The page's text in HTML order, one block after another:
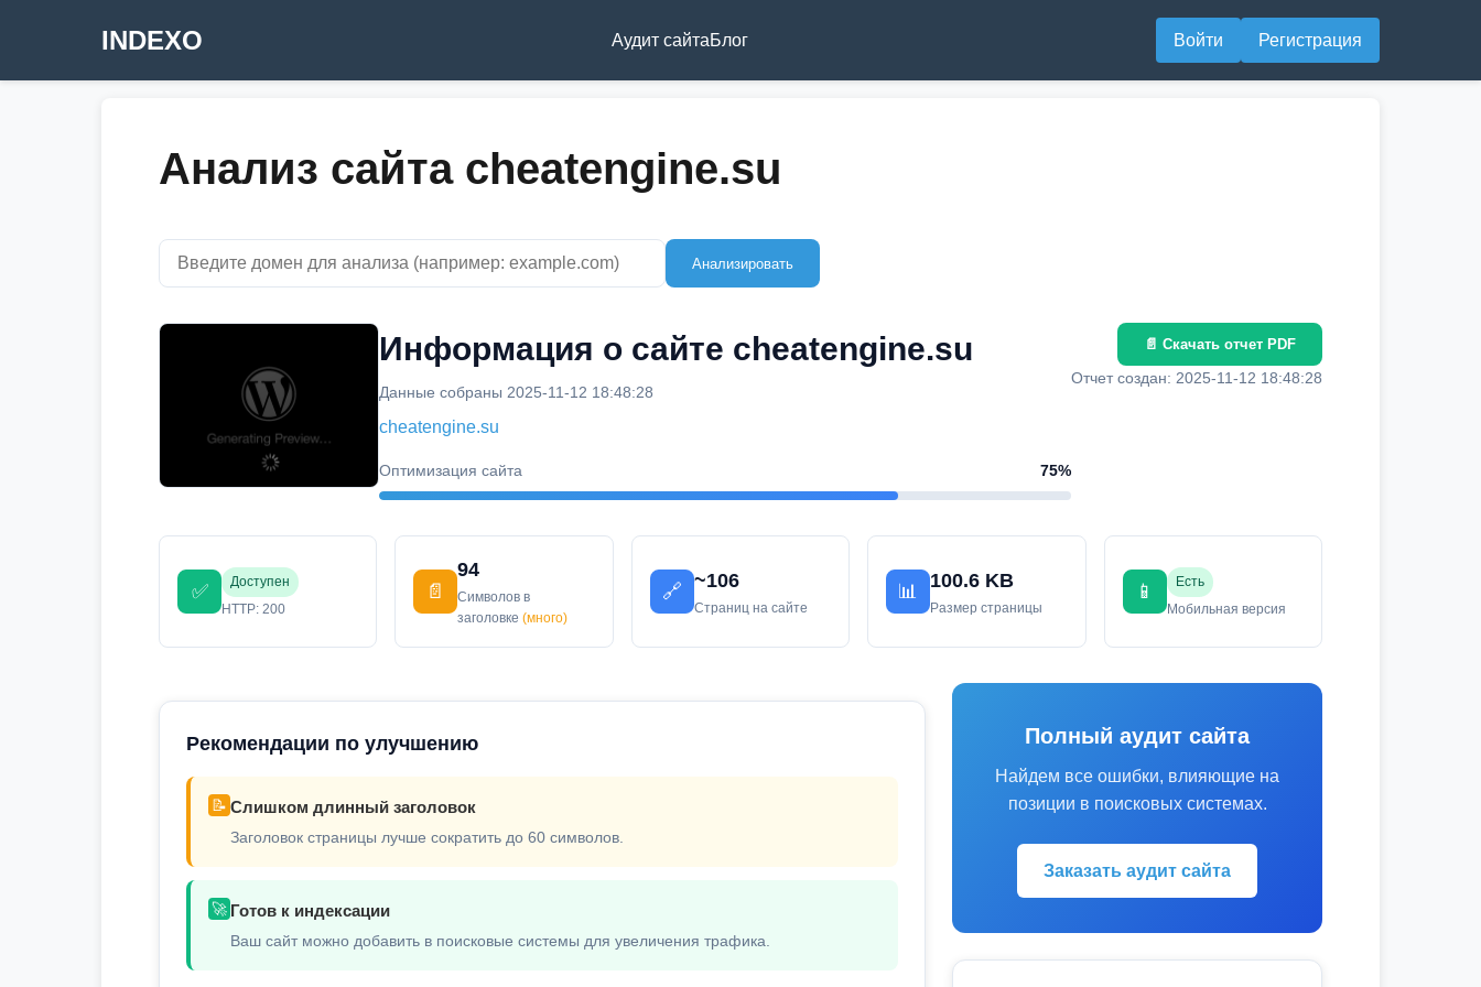
INDEXO Аудит сайтаБлог Войти Регистрация
Анализ сайта cheatengine.su
Анализировать
Информация о сайте cheatengine.su
Данные собраны 2025-11-12 18:48:28
cheatengine.su
Оптимизация сайта 75%
📄 Скачать отчет PDF
Отчет создан: 2025-11-12 18:48:28
✅
Доступен
HTTP: 200
📄
94
Символов в
заголовке(много)
🔗
~106
Страниц на сайте
📊
100.6 KB
Размер страницы
📱
Есть
Мобильная версия
Рекомендации по улучшению
📝 Слишком длинный заголовок
Заголовок страницы лучше сократить до 60 символов.
🚀 Готов к индексации
Ваш сайт можно добавить в поисковые системы для увеличения трафика.
Полный аудит сайта
Найдем все ошибки, влияющие на
позиции в поисковых системах.
Заказать аудит сайта